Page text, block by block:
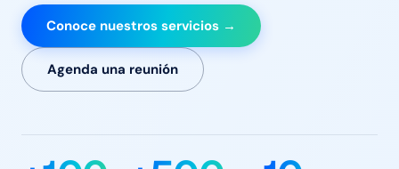
Conoce nuestros servicios →
Agenda una reunión